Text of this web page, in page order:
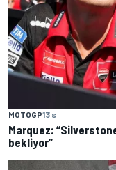
MOTOGP13 s
Marquez:
bekliyor”